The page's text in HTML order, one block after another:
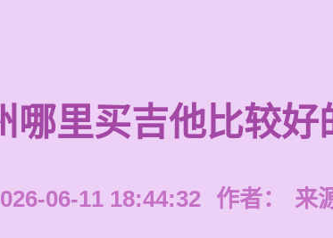
哪里买吉他比较好
06-11 18:44:32 作者： 来